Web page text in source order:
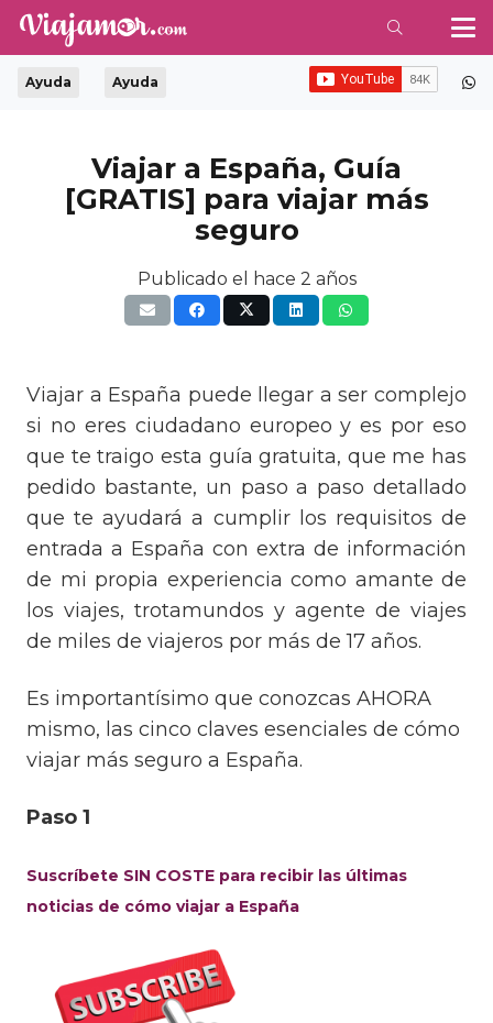
Ayuda Ayuda
Viajar a España, Guía
[GRATIS] para viajar más
seguro
Publicado el hace 2 años
Viajar a España puede llegar a ser complejo
si no eres ciudadano europeo y es por eso
que te traigo esta guía gratuita, que me has
pedido bastante, un paso a paso detallado
que te ayudará a cumplir los requisitos de
entrada a España con extra de información
de mi propia experiencia como amante de
los viajes, trotamundos y agente de viajes
de miles de viajeros por más de 17 años.
Es importantísimo que conozcas AHORA
mismo, las cinco claves esenciales de cómo
viajar más seguro a España.
Paso 1
Suscríbete SIN COSTE para recibir las últimas
noticias de cómo viajar a España